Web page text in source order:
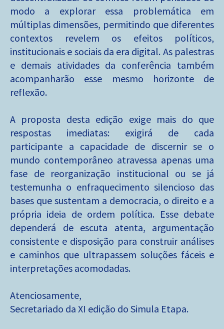
modo a explorar essa problemática em
múltiplas dimensões, permitindo que diferentes
contextos revelem os efeitos políticos,
institucionais e sociais da era digital. As palestras
e demais atividades da conferência também
acompanharão esse mesmo horizonte de
reflexão.
A proposta desta edição exige mais do que
respostas imediatas: exigirá de cada
participante a capacidade de discernir se o
mundo contemporâneo atravessa apenas uma
fase de reorganização institucional ou se já
testemunha o enfraquecimento silencioso das
bases que sustentam a democracia, o direito e a
própria ideia de ordem política. Esse debate
dependerá de escuta atenta, argumentação
consistente e disposição para construir análises
e caminhos que ultrapassem soluções fáceis e
interpretações acomodadas.
Atenciosamente,
Secretariado da XI edição do Simula Etapa.